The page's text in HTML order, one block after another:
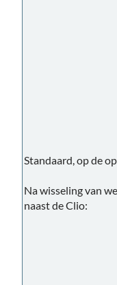
Standaard, op de
Na wisseling van
naast de Clio: